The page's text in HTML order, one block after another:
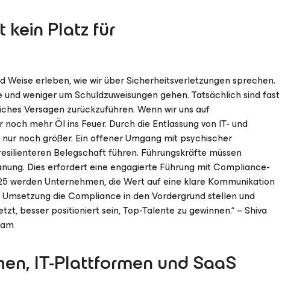
kein Platz für
Weise erleben, wie wir über Sicherheitsverletzungen sprechen.
weniger um Schuldzuweisungen gehen. Tatsächlich sind fast
Versagen zurückzuführen. Wenn wir uns auf
mehr Öl ins Feuer. Durch die Entlassung von IT- und
noch größer. Ein offener Umgang mit psychischer
Belegschaft führen. Führungskräfte müssen
Dies erfordert eine engagierte Führung mit Compliance-
werden Unternehmen, die Wert auf eine klare Kommunikation
die Compliance in den Vordergrund stellen und
besser positioniert sein, Top-Talente zu gewinnen.“ – Shiva
IT-Plattformen und SaaS